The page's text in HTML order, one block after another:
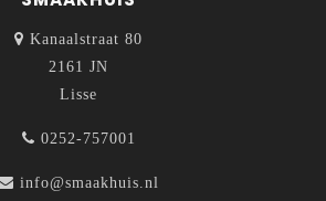
Kanaalstraat 80
2161 JN
Lisse
0252-757001
info@smaakhuis.nl